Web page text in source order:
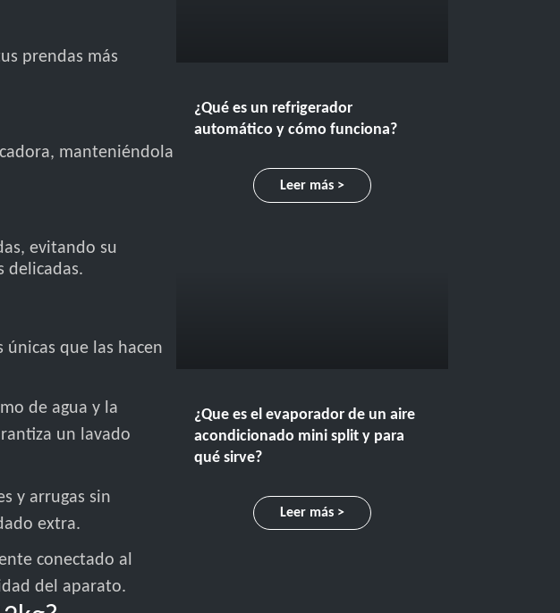
prendas más
manteniéndola
evitando su
delicadas.
únicas que las hacen
de agua y la
un lavado
y arrugas sin
extra.
conectado al
del aparato.
¿Qué es un refrigerador
automático y cómo funciona?
Leer más >
¿Que es el evaporador de un aire
acondicionado mini split y para
qué sirve?
Leer más >